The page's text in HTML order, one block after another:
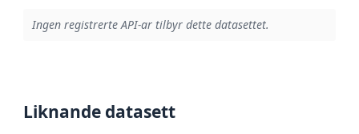
Ingen registrerte API-ar tilbyr dette datasettet.
Liknande datasett